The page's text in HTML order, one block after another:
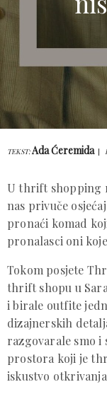
TEKST:Ada Ćeremida
U thrift shopping
nas privuče
pronaći komad
pronalasci oni
Tokom posjete
thrift shopu u
i birale outfite
dizajnerskih
razgovarale smo i
prostora koji je
iskustvo